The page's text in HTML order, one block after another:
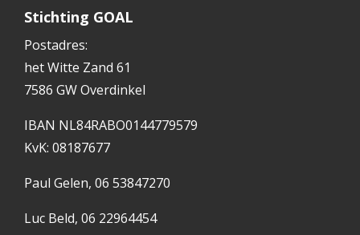
Stichting GOAL
Postadres:
het Witte Zand 61
7586 GW Overdinkel
IBAN NL84RABO0144779579
KvK: 08187677
Paul Gelen, 06 53847270
Luc Beld, 06 22964454